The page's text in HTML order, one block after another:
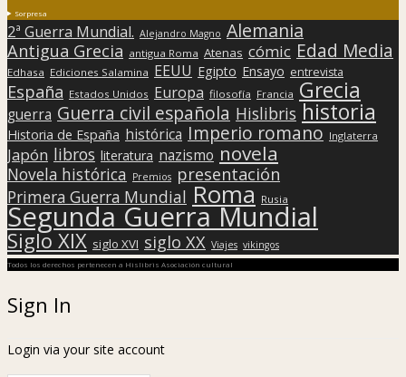
Sorpresa
2ª Guerra Mundial. Alejandro Magno Alemania
Antigua Grecia antigua Roma Atenas cómic Edad Media
Edhasa Ediciones Salamina EEUU Egipto Ensayo entrevista
España Estados Unidos Europa filosofía Francia Grecia
guerra Guerra civil española Hislibris historia
Historia de España histórica Imperio romano Inglaterra
Japón libros literatura nazismo novela
Novela histórica Premios presentación
Primera Guerra Mundial Roma Rusia
Segunda Guerra Mundial
Siglo XIX siglo XVI siglo XX Viajes vikingos
Todos los derechos pertenecen a Hislibris Asociación cultural
Sign In
Login via your site account